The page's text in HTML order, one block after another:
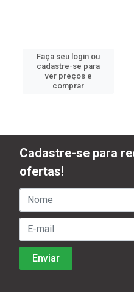
Faça seu login ou
cadastre-se para
ver preços e
comprar
Cadastre-se para
ofertas!